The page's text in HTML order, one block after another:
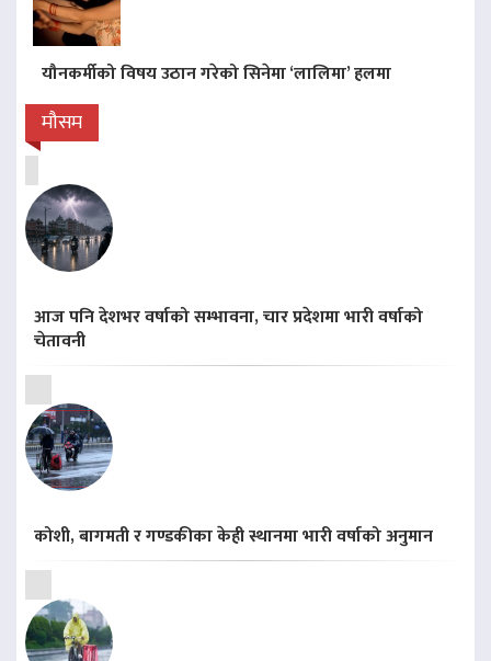
यौनकर्मीको विषय उठान गरेको सिनेमा ‘लालिमा’ हलमा
मौसम
आज पनि देशभर वर्षाको सम्भावना, चार प्रदेशमा भारी वर्षाको
चेतावनी
कोशी, बागमती र गण्डकीका केही स्थानमा भारी वर्षाको अनुमान